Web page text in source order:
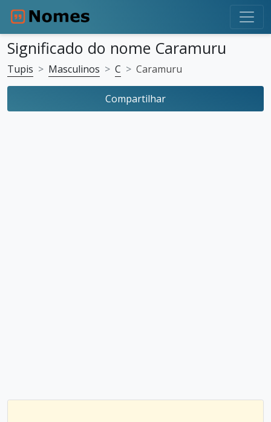
Significado do nome Caramuru
Tupis Masculinos C Caramuru
Compartilhar